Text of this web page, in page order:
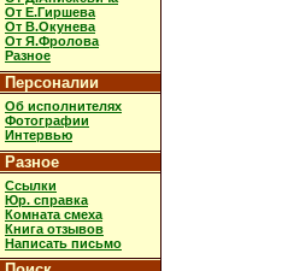
От Е.Гиршева
От В.Окунева
От Я.Фролова
Разное
Персоналии
Об исполнителях
Фотографии
Интервью
Разное
Ссылки
Юр. справка
Комната смеха
Книга отзывов
Написать письмо